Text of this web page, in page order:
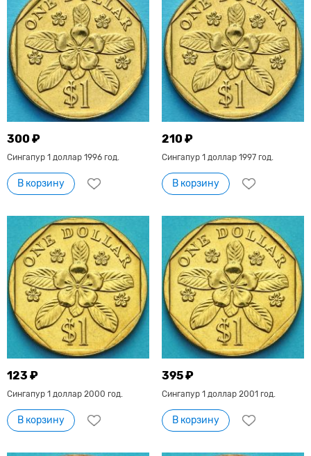
300 ₽
Сингапур 1 доллар 1996 год.
В корзину
210 ₽
Сингапур 1 доллар 1997 год.
В корзину
123 ₽
Сингапур 1 доллар 2000 год.
В корзину
395 ₽
Сингапур 1 доллар 2001 год.
В корзину